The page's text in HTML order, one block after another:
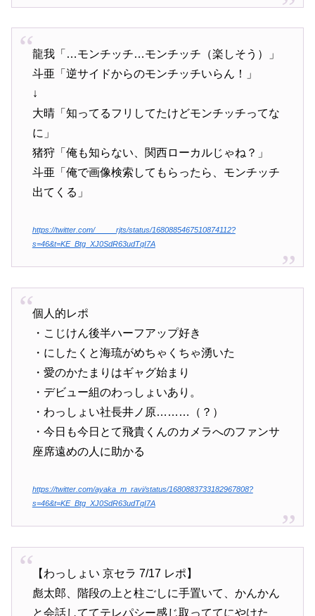
龍我「…モンチッチ…モンチッチ（楽しそう）」
斗亜「逆サイドからのモンチッチいらん！」
↓
大晴「知ってるフリしてたけどモンチッチってな
に」
猪狩「俺も知らない、関西ローカルじゃね？」
斗亜「俺で画像検索してもらったら、モンチッチ
出てくる」
https://twitter.com/_____rjts/status/1680885467510874112?
s=46&t=KE_Btg_XJ0SdR63udTqI7A
個人的レポ
・こじけん後半ハーフアップ好き
・にしたくと海琉がめちゃくちゃ湧いた
・愛のかたまりはギャグ始まり
・デビュー組のわっしょいあり。
・わっしょい社長井ノ原………（？）
・今日も今日とて飛貴くんのカメラへのファンサ
座席遠めの人に助かる
https://twitter.com/ayaka_m_ravi/status/1680883733182967808?
s=46&t=KE_Btg_XJ0SdR63udTqI7A
【わっしょい 京セラ 7/17 レポ】
彪太郎、階段の上と柱ごしに手置いて、かんかん
と会話しててテレパシー感じ取っててにやけた